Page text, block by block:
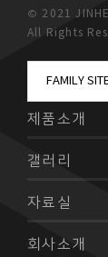
© 2021
All Rights
제품소개
갤러리
자료실
회사소개